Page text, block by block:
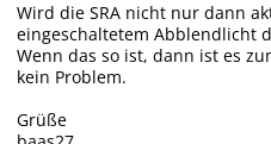
Wird die SRA nicht nur dann
eingeschaltetem Abblendlicht
Wenn das so ist, dann ist es
kein Problem.
Grüße